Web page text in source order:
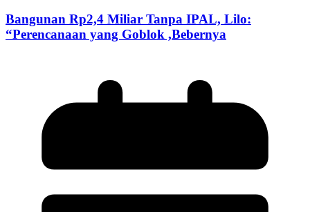
Bangunan Rp2,4 Miliar Tanpa IPAL, Lilo:
“Perencanaan yang Goblok ,Bebernya